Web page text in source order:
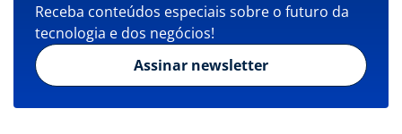
Receba conteúdos especiais sobre o futuro da
tecnologia e dos negócios!
Assinar newsletter